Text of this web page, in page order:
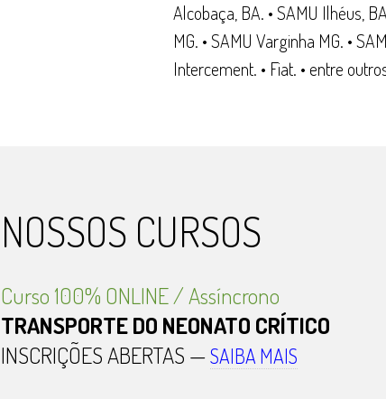
Alcobaça, BA. • SAMU Ilhéus,
MG. • SAMU Varginha MG. •
Intercement. • Fiat. • entre
NOSSOS CURSOS
Curso 100% ONLINE / Assíncrono
TRANSPORTE DO NEONATO CRÍTICO
INSCRIÇÕES ABERTAS —SAIBA MAIS